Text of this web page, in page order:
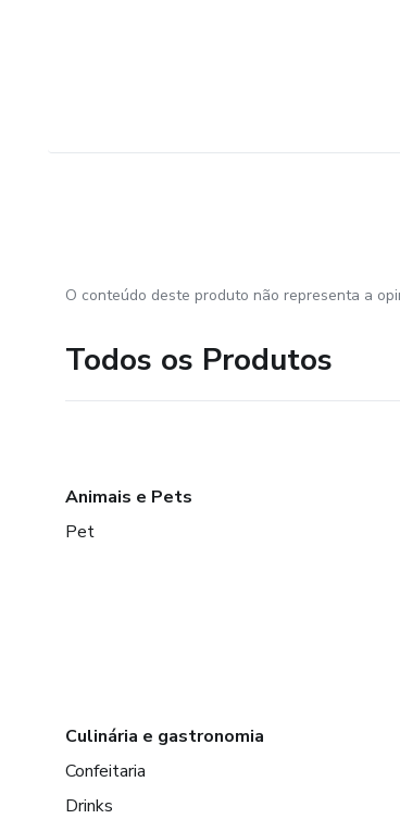
O conteúdo deste produto não representa a
Todos os Produtos
Animais e Pets
Pet
Culinária e gastronomia
Confeitaria
Drinks